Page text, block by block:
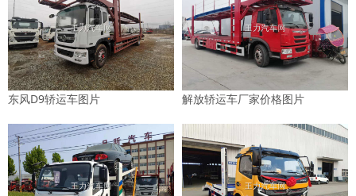
东风D9轿运车图片 解放轿运车厂家价格图片